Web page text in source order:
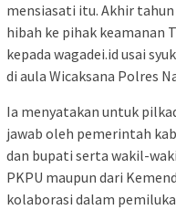
mensiasati itu. Akhir
hibah ke pihak keamanan
kepada wagadei.id usai
di aula Wicaksana Polres
Ia menyatakan untuk
jawab oleh pemerintah
dan bupati serta wakil-
PKPU maupun dari
kolaborasi dalam